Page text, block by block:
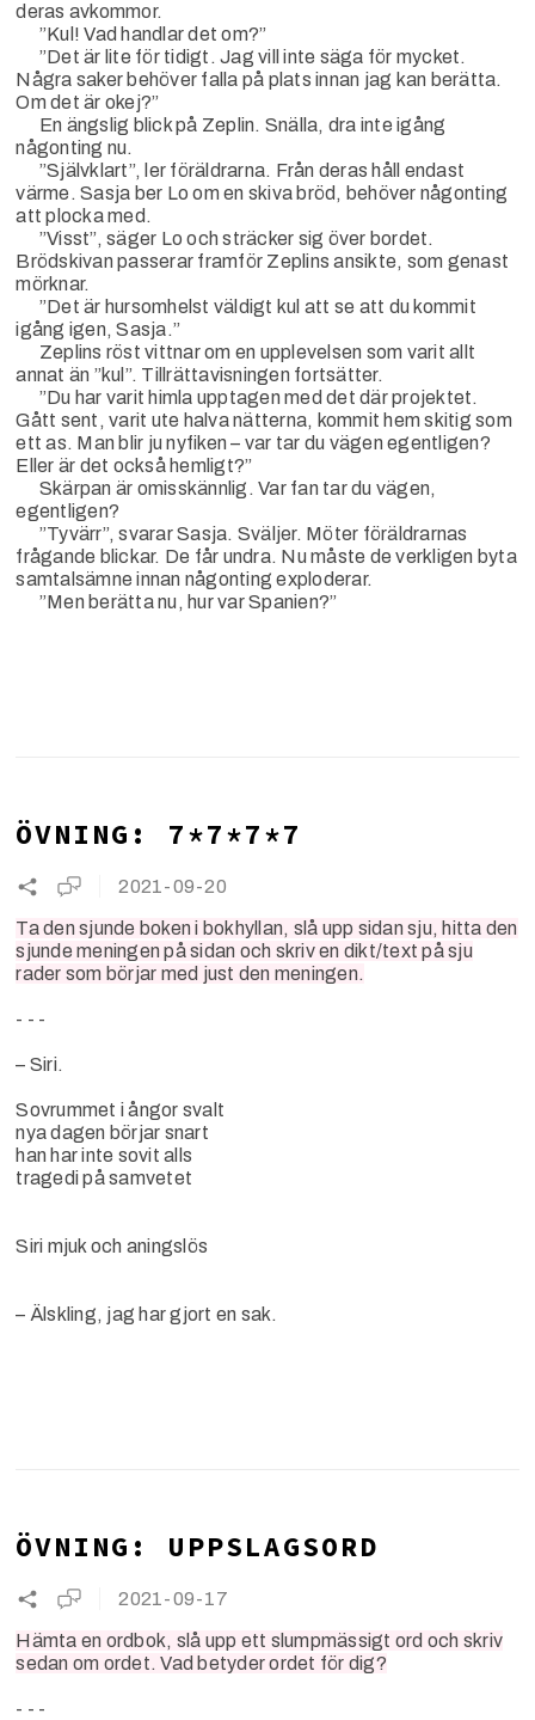
deras avkommor.
”Kul! Vad handlar det om?”
”Det är lite för tidigt. Jag vill inte säga för mycket.
Några saker behöver falla på plats innan jag kan berätta.
Om det är okej?”
En ängslig blick på Zeplin. Snälla, dra inte igång
någonting nu.
”Självklart”, ler föräldrarna. Från deras håll endast
värme. Sasja ber Lo om en skiva bröd, behöver någonting
att plocka med.
”Visst”, säger Lo och sträcker sig över bordet.
Brödskivan passerar framför Zeplins ansikte, som genast
mörknar.
”Det är hursomhelst väldigt kul att se att du kommit
igång igen, Sasja.”
Zeplins röst vittnar om en upplevelsen som varit allt
annat än ”kul”. Tillrättavisningen fortsätter.
”Du har varit himla upptagen med det där projektet.
Gått sent, varit ute halva nätterna, kommit hem skitig som
ett as. Man blir ju nyfiken – var tar du vägen egentligen?
Eller är det också hemligt?”
Skärpan är omisskännlig. Var fan tar du vägen,
egentligen?
”Tyvärr”, svarar Sasja. Sväljer. Möter föräldrarnas
frågande blickar. De får undra. Nu måste de verkligen byta
samtalsämne innan någonting exploderar.
”Men berätta nu, hur var Spanien?”
ÖVNING: 7*7*7*7
2021-09-20
Ta den sjunde boken i bokhyllan, slå upp sidan sju, hitta den
sjunde meningen på sidan och skriv en dikt/text på sju
rader som börjar med just den meningen.
- - -
– Siri.
Sovrummet i ångor svalt
nya dagen börjar snart
han har inte sovit alls
tragedi på samvetet
Siri mjuk och aningslös
– Älskling, jag har gjort en sak.
ÖVNING: UPPSLAGSORD
2021-09-17
Hämta en ordbok, slå upp ett slumpmässigt ord och skriv
sedan om ordet. Vad betyder ordet för dig?
- - -